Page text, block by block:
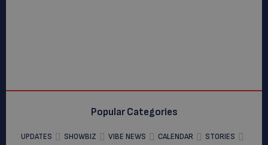
Popular Categories
UPDATES SHOWBIZ VIBE NEWS CALENDAR
STORIES